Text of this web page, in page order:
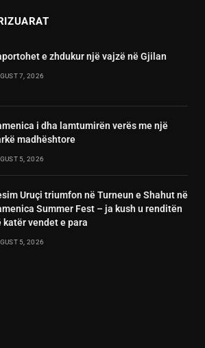
e zhdukur një vajzë në Gjilan
7, 2026
i dha lamtumirën verës me një
madhështore
5, 2026
Uruçi triumfon në Turneun e Shahut në
Summer Fest – ja kush u renditën
katër vendet e para
5, 2026